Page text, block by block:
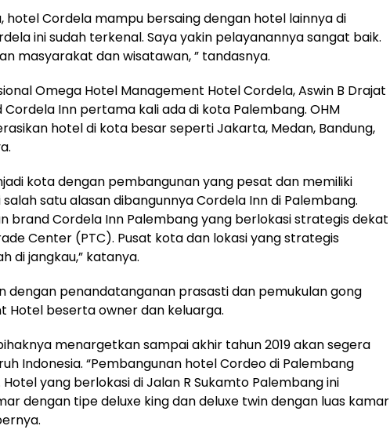
hotel Cordela mampu bersaing dengan hotel lainnya di
ini sudah terkenal. Saya yakin pelayanannya sangat baik.
masyarakat dan wisatawan, ” tandasnya.
Omega Hotel Management Hotel Cordela, Aswin B Drajat
Inn pertama kali ada di kota Palembang. OHM
hotel di kota besar seperti Jakarta, Medan, Bandung,
kota dengan pembangunan yang pesat dan memiliki
satu alasan dibangunnya Cordela Inn di Palembang.
brand Cordela Inn Palembang yang berlokasi strategis dekat
Center (PTC). Pusat kota dan lokasi yang strategis
di jangkau,” katanya.
dengan penandatanganan prasasti dan pemukulan gong
Hotel beserta owner dan keluarga.
menargetkan sampai akhir tahun 2019 akan segera
Indonesia. “Pembangunan hotel Cordeo di Palembang
Hotel yang berlokasi di Jalan R Sukamto Palembang ini
dengan tipe deluxe king dan deluxe twin dengan luas kamar